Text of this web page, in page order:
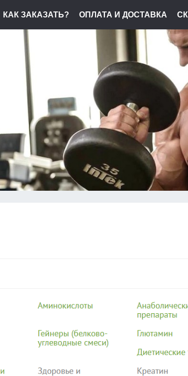
КАК ЗАКАЗАТЬ? ОПЛАТА И ДОСТАВКА